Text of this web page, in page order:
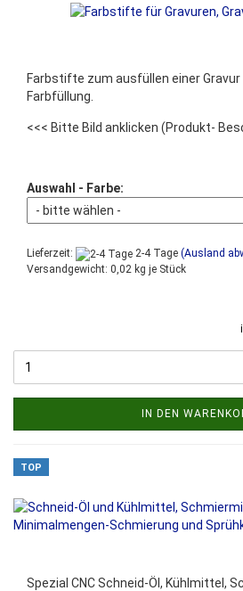
Farbstifte zum ausfüllen einer Gravur
Farbfüllung.
<<< Bitte Bild anklicken (Produkt-
Auswahl - Farbe:
Lieferzeit: 2-4 Tage (Ausland
Versandgewicht: 0,02 kg je Stück
IN DEN
TOP
Spezial CNC Schneid-Öl, Kühlmittel,